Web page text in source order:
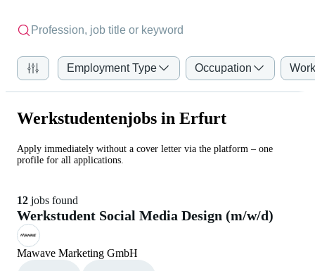
Employment Type Occupation
Werkstudentenjobs in Erfurt
Apply immediately without a cover letter via the platform – one
profile for all applications.
12 jobs found
Werkstudent Social Media Design (m/w/d)
Mawave Marketing GmbH